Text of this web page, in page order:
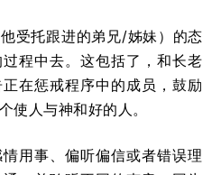
受托跟进的弟兄/姊妹）的态
程中去。这包括了，和长老
在惩戒程序中的成员，鼓励
使人与神和好的人。
用事、偏听偏信或者错误理